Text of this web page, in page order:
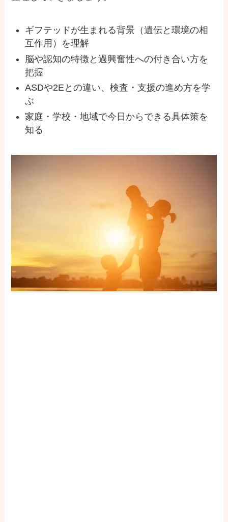
ギフテッドが生まれる背景（遺伝と環境の相
互作用）を理解
脳や認知の特徴と過興奮性への付き合い方を
把握
ASDや2Eとの違い、検査・支援の進め方を学
ぶ
家庭・学校・地域で今日からできる具体策を
知る